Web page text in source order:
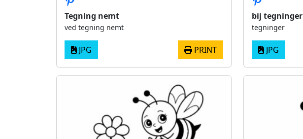
Tegning nemt
ved tegning nemt
JPG PRINT
bij tegninger
tegninger
JPG